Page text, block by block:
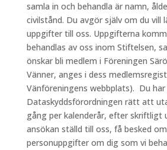
samla in och behandla är namn,
civilstånd. Du avgör själv om du vill
uppgifter till oss. Uppgifterna
behandlas av oss inom Stiftelsen,
önskar bli medlem i Föreningen
Vänner, anges i dess
Vänföreningens webbplats). Du
Dataskyddsförordningen rätt att
gång per kalenderår, efter skriftligt
ansökan ställd till oss, få besked
personuppgifter om dig som vi